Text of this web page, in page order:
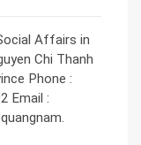
Affairs in
Chi Thanh
Phone :
Email :